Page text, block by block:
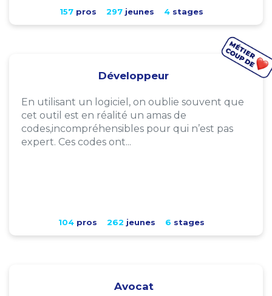
157pros 297jeunes 4stages
Développeur
En utilisant un logiciel, on oublie souvent que
cet outil est en réalité un amas de
codes,incompréhensibles pour qui n’est pas
expert. Ces codes ont...
104pros 262 jeunes 6 stages
Avocat